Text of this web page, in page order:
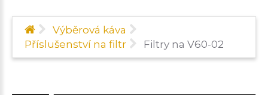
Výběrová káva
Příslušenství na filtr
Filtry na V60-02